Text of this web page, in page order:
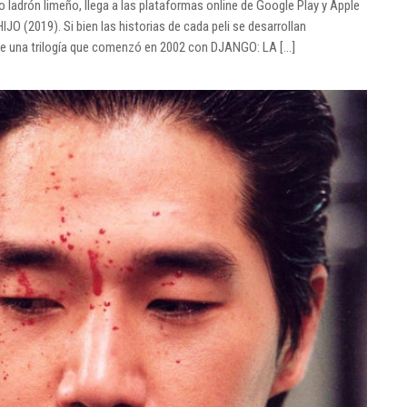
limeño, llega a las plataformas online de Google Play y Apple
(2019). Si bien las historias de cada peli se desarrollan
trilogía que comenzó en 2002 con DJANGO: LA […]